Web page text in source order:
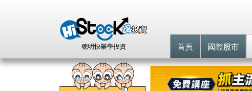
聰明快樂學投資 首頁 國際股市